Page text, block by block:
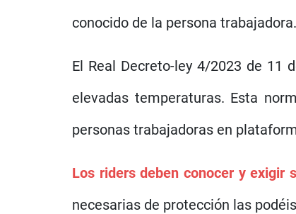
conocido de la persona trabajadora.
El Real Decreto-ley 4/2023 de 11
elevadas temperaturas. Esta
personas trabajadoras en
Los riders deben conocer y exigir
necesarias de protección las